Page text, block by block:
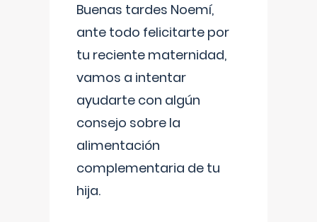
Buenas tardes Noemí,
ante todo felicitarte por
tu reciente maternidad,
vamos a intentar
ayudarte con algún
consejo sobre la
alimentación
complementaria de tu
hija.